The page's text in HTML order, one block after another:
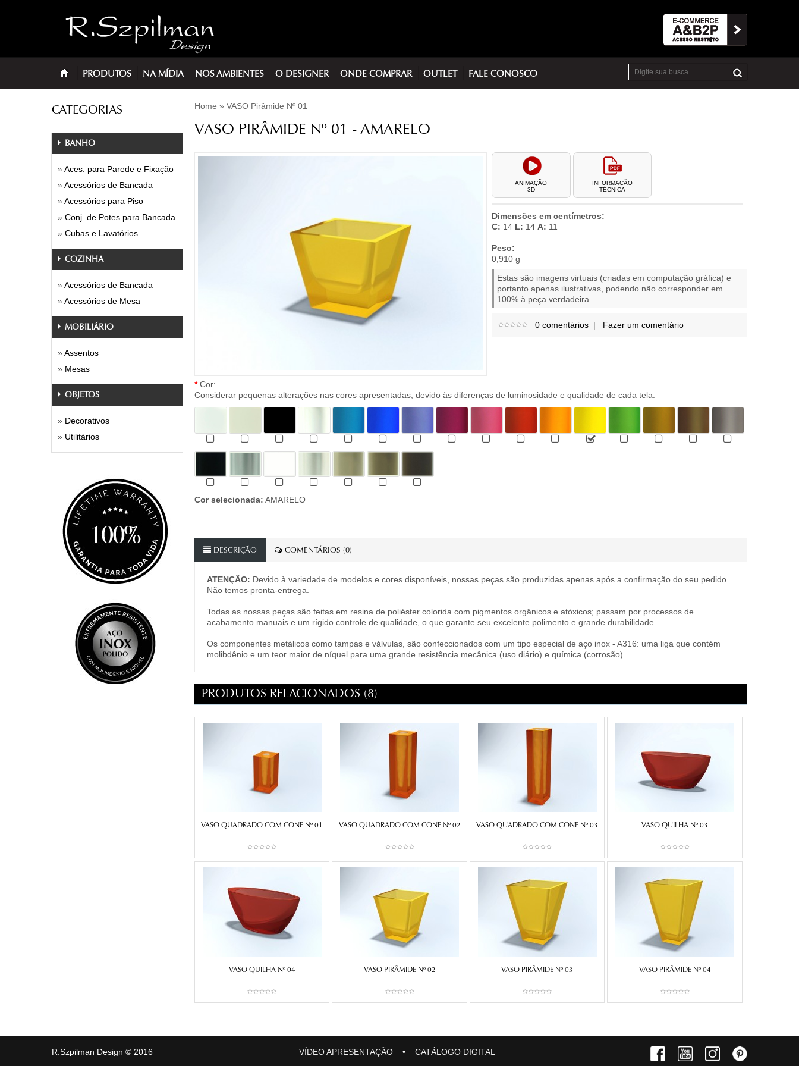
PRODUTOS NA MÍDIA NOS AMBIENTES O DESIGNER ONDE COMPRAR OUTLET FALE CONOSCO
CATEGORIAS
BANHO
» Aces. para Parede e Fixação
» Acessórios de Bancada
» Acessórios para Piso
» Conj. de Potes para Bancada
» Cubas e Lavatórios
COZINHA
» Acessórios de Bancada
» Acessórios de Mesa
MOBILIÁRIO
» Assentos
» Mesas
OBJETOS
» Decorativos
» Utilitários
Home » VASO Pirâmide Nº 01
VASO PIRÂMIDE Nº 01 - AMARELO
ANIMAÇÃO
3D
INFORMAÇÃO
TÉCNICA
Dimensões em centímetros:
C: 14 L: 14 A: 11
Peso:
0,910 g
Estas são imagens virtuais (criadas em computação gráfica) e
portanto apenas ilustrativas, podendo não corresponder em
100% à peça verdadeira.
0 comentários | Fazer um comentário
*Cor:
Considerar pequenas alterações nas cores apresentadas, devido às diferenças de luminosidade e qualidade de cada tela.
Cor selecionada: AMARELO
DESCRIÇÃO COMENTÁRIOS (0)
ATENÇÃO: Devido à variedade de modelos e cores disponíveis, nossas peças são produzidas apenas após a confirmação do seu pedido.
Não temos pronta-entrega.
Todas as nossas peças são feitas em resina de poliéster colorida com pigmentos orgânicos e atóxicos; passam por processos de
acabamento manuais e um rígido controle de qualidade, o que garante seu excelente polimento e grande durabilidade.
Os componentes metálicos como tampas e válvulas, são confeccionados com um tipo especial de aço inox - A316: uma liga que contém
molibdênio e um teor maior de níquel para uma grande resistência mecânica (uso diário) e química (corrosão).
PRODUTOS RELACIONADOS (8)
VASO QUADRADO COM CONE Nº 01 VASO QUADRADO COM CONE Nº 02 VASO QUADRADO COM CONE Nº 03 VASO QUILHA Nº 03
VASO QUILHA Nº 04 VASO PIRÂMIDE Nº 02 VASO PIRÂMIDE Nº 03 VASO PIRÂMIDE Nº 04
R.Szpilman Design © 2016 VÍDEO APRESENTAÇÃO • CATÁLOGO DIGITAL